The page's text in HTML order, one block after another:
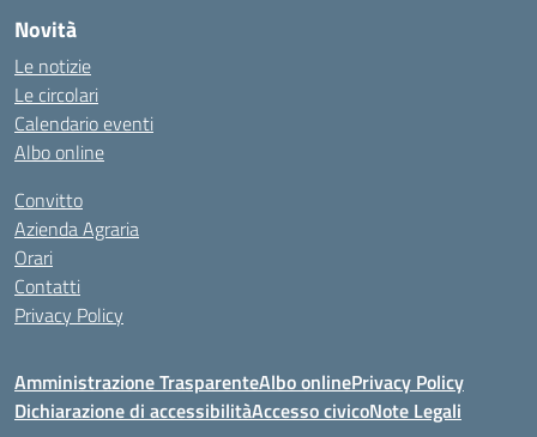
Novità
Le notizie
Le circolari
Calendario eventi
Albo online
Convitto
Azienda Agraria
Orari
Contatti
Privacy Policy
Amministrazione TrasparenteAlbo onlinePrivacy Policy
Dichiarazione di accessibilitàAccesso civicoNote Legali